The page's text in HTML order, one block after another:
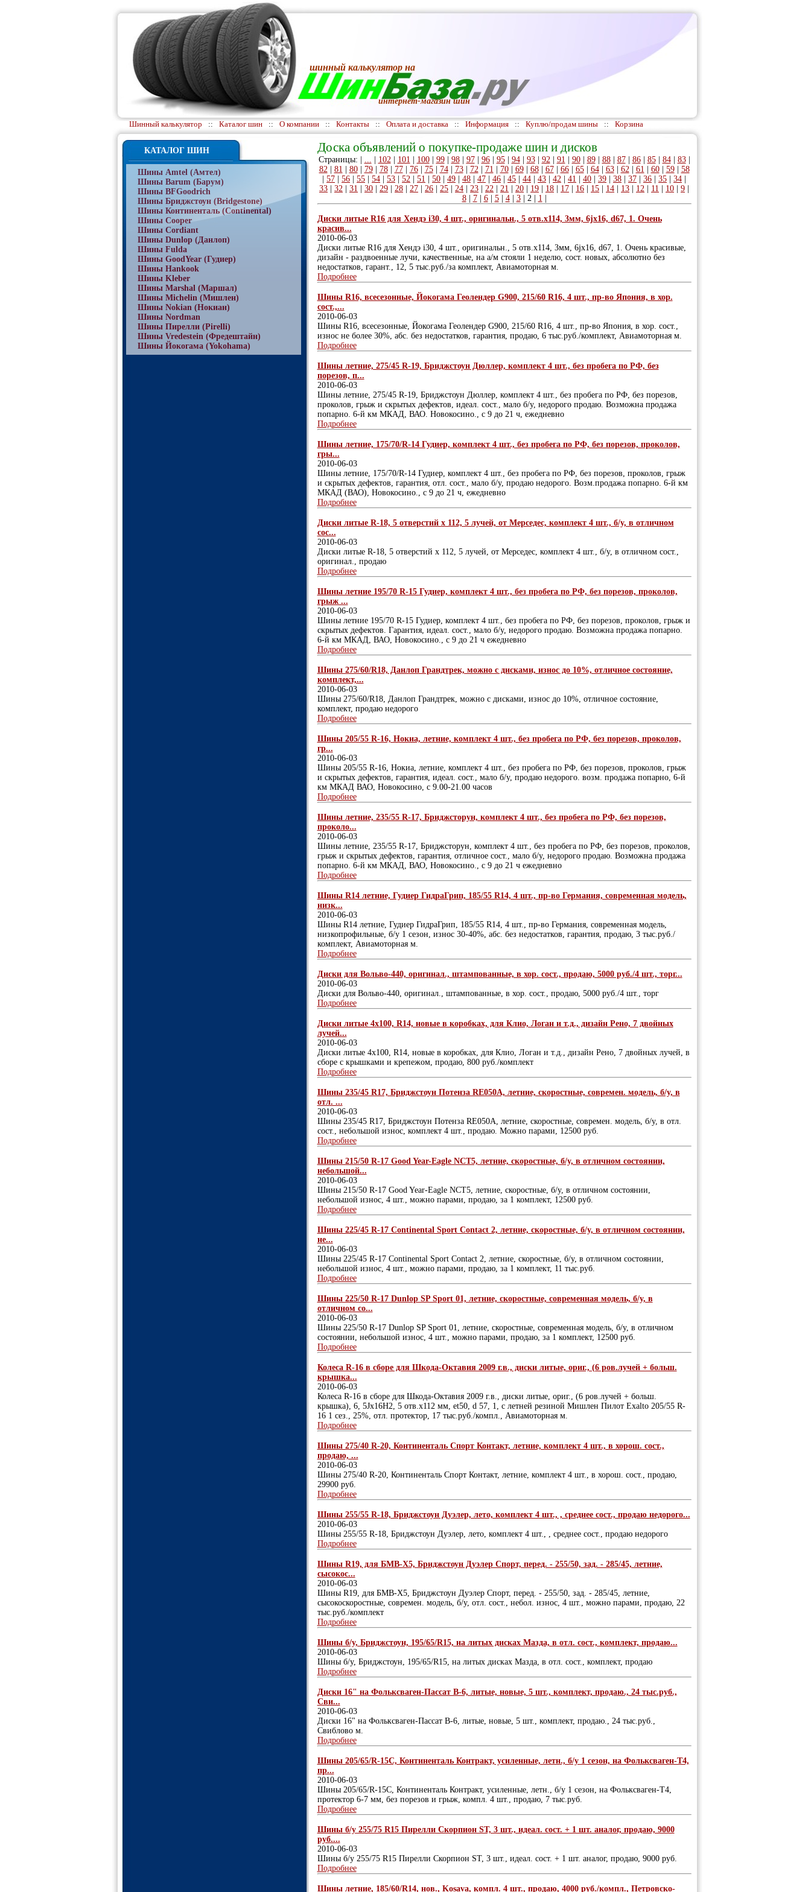
шинный калькуляторна
интернет-магазин шин
Шинный калькулятор :: Каталог шин :: О компании :: Контакты :: Оплата и доставка :: Информация :: Куплю/продам шины :: Корзина
КАТАЛОГ ШИН
Шины Amtel (Амтел)
Шины Barum (Барум)
Шины BFGoodrich
Шины Бриджстоун (Bridgestone)
Шины Континенталь (Continental)
Шины Cooper
Шины Cordiant
Шины Dunlop (Данлоп)
Шины Fulda
Шины GoodYear (Гудиер)
Шины Hankook
Шины Kleber
Шины Marshal (Маршал)
Шины Michelin (Мишлен)
Шины Nokian (Нокиан)
Шины Nordman
Шины Пирелли (Pirelli)
Шины Vredestein (Фредештайн)
Шины Йокогама (Yokohama)
Доска объявлений о покупке-продаже шин и дисков
Страницы: | ... 102| 101 100| 99| 98| 97| 96| 95| 94| 93| 92| 91 90| 89| 88| 87| 86| 85| 84| 83|
82| 81 80| 79| 78| 77| 76| 75| 74| 73| 72| 71 70| 69| 68| 67| 66| 65| 64| 63| 62| 61 60| 59| 58
57 56 55 54 53 52 51 50 49 48 47 46 45 44 43 42 41 40 39 38 37 36 35 34
33
32 31 30 29 28 27 26 25 24 23 22 21 20 19 18 17 16 15 14 13 12 11 10 9
8| 7| 6| 5| 4| 3| 2| 1
Диски литые R16 для Хендэ i30, 4 шт., оригинальн., 5 отв.х114, 3мм, 6jх16, d67, 1. Очень
красив...
2010-06-03
Диски литые R16 для Хендэ i30, 4 шт., оригинальн., 5 отв.х114, 3мм, 6jх16, d67, 1. Очень красивые,
дизайн - раздвоенные лучи, качественные, на а/м стояли 1 неделю, сост. новых, абсолютно без
недостатков, гарант., 12, 5 тыс.руб./за комплект, Авиамоторная м.
Подробнее
Шины R16, всесезонные, Йокогама Геолендер G900, 215/60 R16, 4 шт., пр-во Япония, в хор.
сост.,...
2010-06-03
Шины R16, всесезонные, Йокогама Геолендер G900, 215/60 R16, 4 шт., пр-во Япония, в хор. сост.,
износ не более 30%, абс. без недостатков, гарантия, продаю, 6 тыс.руб./комплект, Авиамоторная м.
Подробнее
Шины летние, 275/45 R-19, Бриджстоун Дюллер, комплект 4 шт., без пробега по РФ, без
порезов, п...
2010-06-03
Шины летние, 275/45 R-19, Бриджстоун Дюллер, комплект 4 шт., без пробега по РФ, без порезов,
проколов, грыж и скрытых дефектов, идеал. сост., мало б/у, недорого продаю. Возможна продажа
попарно. 6-й км МКАД, ВАО. Новокосино., с 9 до 21 ч, ежедневно
Подробнее
Шины летние, 175/70/R-14 Гудиер, комплект 4 шт., без пробега по РФ, без порезов, проколов,
гры...
2010-06-03
Шины летние, 175/70/R-14 Гудиер, комплект 4 шт., без пробега по РФ, без порезов, проколов, грыж
и скрытых дефектов, гарантия, отл. сост., мало б/у, продаю недорого. Возм.продажа попарно. 6-й км
МКАД (ВАО), Новокосино., с 9 до 21 ч, ежедневно
Подробнее
Диски литые R-18, 5 отверстий х 112, 5 лучей, от Мерседес, комплект 4 шт., б/у, в отличном
сос...
2010-06-03
Диски литые R-18, 5 отверстий х 112, 5 лучей, от Мерседес, комплект 4 шт., б/у, в отличном сост.,
оригинал., продаю
Подробнее
Шины летние 195/70 R-15 Гудиер, комплект 4 шт., без пробега по РФ, без порезов, проколов,
грыж ...
2010-06-03
Шины летние 195/70 R-15 Гудиер, комплект 4 шт., без пробега по РФ, без порезов, проколов, грыж и
скрытых дефектов. Гарантия, идеал. сост., мало б/у, недорого продаю. Возможна продажа попарно.
6-й км МКАД, ВАО, Новокосино., с 9 до 21 ч ежедневно
Подробнее
Шины 275/60/R18, Данлоп Грандтрек, можно с дисками, износ до 10%, отличное состояние,
комплект,...
2010-06-03
Шины 275/60/R18, Данлоп Грандтрек, можно с дисками, износ до 10%, отличное состояние,
комплект, продаю недорого
Подробнее
Шины 205/55 R-16, Нокиа, летние, комплект 4 шт., без пробега по РФ, без порезов, проколов,
гр...
2010-06-03
Шины 205/55 R-16, Нокиа, летние, комплект 4 шт., без пробега по РФ, без порезов, проколов, грыж
и скрытых дефектов, гарантия, идеал. сост., мало б/у, продаю недорого. возм. продажа попарно, 6-й
км МКАД ВАО, Новокосино, с 9.00-21.00 часов
Подробнее
Шины летние, 235/55 R-17, Бриджсторун, комплект 4 шт., без пробега по РФ, без порезов,
проколо...
2010-06-03
Шины летние, 235/55 R-17, Бриджсторун, комплект 4 шт., без пробега по РФ, без порезов, проколов,
грыж и скрытых дефектов, гарантия, отличное сост., мало б/у, недорого продаю. Возможна продажа
попарно. 6-й км МКАД, ВАО, Новокосино., с 9 до 21 ч ежедневно
Подробнее
Шины R14 летние, Гудиер ГидраГрип, 185/55 R14, 4 шт., пр-во Германия, современная модель,
низк...
2010-06-03
Шины R14 летние, Гудиер ГидраГрип, 185/55 R14, 4 шт., пр-во Германия, современная модель,
низкопрофильные, б/у 1 сезон, износ 30-40%, абс. без недостатков, гарантия, продаю, 3 тыс.руб./
комплект, Авиамоторная м.
Подробнее
Диски для Вольво-440, оригинал., штампованные, в хор. сост., продаю, 5000 руб./4 шт., торг...
2010-06-03
Диски для Вольво-440, оригинал., штампованные, в хор. сост., продаю, 5000 руб./4 шт., торг
Подробнее
Диски литые 4х100, R14, новые в коробках, для Клио, Логан и т.д., дизайн Рено, 7 двойных
лучей...
2010-06-03
Диски литые 4х100, R14, новые в коробках, для Клио, Логан и т.д., дизайн Рено, 7 двойных лучей, в
сборе с крышками и крепежом, продаю, 800 руб./комплект
Подробнее
Шины 235/45 R17, Бриджстоун Потенза RE050A, летние, скоростные, современ. модель, б/у, в
отл. ...
2010-06-03
Шины 235/45 R17, Бриджстоун Потенза RE050A, летние, скоростные, современ. модель, б/у, в отл.
сост., небольшой износ, комплект 4 шт., продаю. Можно парами, 12500 руб.
Подробнее
Шины 215/50 R-17 Good Year-Eagle NCT5, летние, скоростные, б/у, в отличном состоянии,
небольшой...
2010-06-03
Шины 215/50 R-17 Good Year-Eagle NCT5, летние, скоростные, б/у, в отличном состоянии,
небольшой износ, 4 шт., можно парами, продаю, за 1 комплект, 12500 руб.
Подробнее
Шины 225/45 R-17 Continental Sport Contact 2, летние, скоростные, б/у, в отличном состоянии,
не...
2010-06-03
Шины 225/45 R-17 Continental Sport Contact 2, летние, скоростные, б/у, в отличном состоянии,
небольшой износ, 4 шт., можно парами, продаю, за 1 комплект, 11 тыс.руб.
Подробнее
Шины 225/50 R-17 Dunlop SP Sport 01, летние, скоростные, современная модель, б/у, в
отличном со...
2010-06-03
Шины 225/50 R-17 Dunlop SP Sport 01, летние, скоростные, современная модель, б/у, в отличном
состоянии, небольшой износ, 4 шт., можно парами, продаю, за 1 комплект, 12500 руб.
Подробнее
Колеса R-16 в сборе для Шкода-Октавия 2009 г.в., диски литые, ориг., (6 ров.лучей + больш.
крышка...
2010-06-03
Колеса R-16 в сборе для Шкода-Октавия 2009 г.в., диски литые, ориг., (6 ров.лучей + больш.
крышка), 6, 5Jх16Н2, 5 отв.х112 мм, et50, d 57, 1, с летней резиной Мишлен Пилот Exalto 205/55 R-
16 1 сез., 25%, отл. протектор, 17 тыс.руб./компл., Авиамоторная м.
Подробнее
Шины 275/40 R-20, Континенталь Спорт Контакт, летние, комплект 4 шт., в хорош. сост.,
продаю, ...
2010-06-03
Шины 275/40 R-20, Континенталь Спорт Контакт, летние, комплект 4 шт., в хорош. сост., продаю,
29900 руб.
Подробнее
Шины 255/55 R-18, Бриджстоун Дуэлер, лето, комплект 4 шт., , среднее сост., продаю недорого...
2010-06-03
Шины 255/55 R-18, Бриджстоун Дуэлер, лето, комплект 4 шт., , среднее сост., продаю недорого
Подробнее
Шины R19, для БМВ-Х5, Бриджстоун Дуэлер Спорт, перед. - 255/50, зад. - 285/45, летние,
сысокос...
2010-06-03
Шины R19, для БМВ-Х5, Бриджстоун Дуэлер Спорт, перед. - 255/50, зад. - 285/45, летние,
сысокоскоростные, современ. модель, б/у, отл. сост., небол. износ, 4 шт., можно парами, продаю, 22
тыс.руб./комплект
Подробнее
Шины б/у, Бриджстоун, 195/65/R15, на литых дисках Мазда, в отл. сост., комплект, продаю...
2010-06-03
Шины б/у, Бриджстоун, 195/65/R15, на литых дисках Мазда, в отл. сост., комплект, продаю
Подробнее
Диски 16" на Фольксваген-Пассат В-6, литые, новые, 5 шт., комплект, продаю., 24 тыс.руб.,
Сви...
2010-06-03
Диски 16" на Фольксваген-Пассат В-6, литые, новые, 5 шт., комплект, продаю., 24 тыс.руб.,
Свиблово м.
Подробнее
Шины 205/65/R-15C, Континенталь Контракт, усиленные, летн., б/у 1 сезон, на Фольксваген-Т4,
пр...
2010-06-03
Шины 205/65/R-15C, Континенталь Контракт, усиленные, летн., б/у 1 сезон, на Фольксваген-Т4,
протектор 6-7 мм, без порезов и грыж, компл. 4 шт., продаю, 7 тыс.руб.
Подробнее
Шины б/у 255/75 R15 Пирелли Скорпион ST, 3 шт., идеал. сост. + 1 шт. аналог, продаю, 9000
руб....
2010-06-03
Шины б/у 255/75 R15 Пирелли Скорпион ST, 3 шт., идеал. сост. + 1 шт. аналог, продаю, 9000 руб.
Подробнее
Шины летние, 185/60/R14, нов., Kosava, компл. 4 шт., продаю, 4000 руб./компл., Петровско-